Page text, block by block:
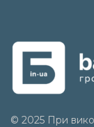
© 2025 При